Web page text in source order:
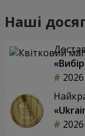
Наші
2026
2026